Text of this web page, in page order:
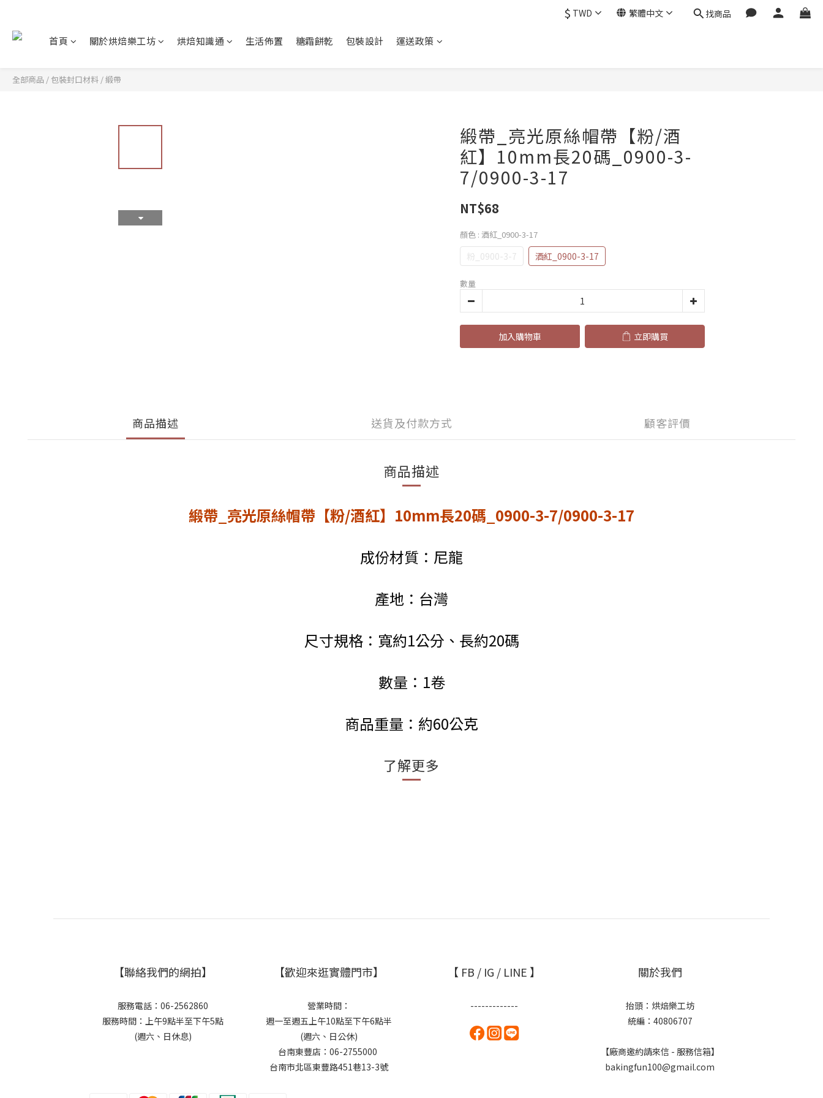
$ TWD 繁體中文 找商品
首頁 關於烘焙樂工坊 烘焙知識通 生活佈置 糖霜餅乾 包裝設計 運送政策
全部商品 / 包裝封口材料 /緞帶
緞帶_亮光原絲帽帶【粉/酒
紅】10mm長20碼_0900-3-
7/0900-3-17
NT$68
顏色 : 酒紅_0900-3-17
粉_0900-3-7 酒紅_0900-3-17
數量
加入購物車 立即購買
商品描述 送貨及付款方式 顧客評價
商品描述
緞帶_亮光原絲帽帶【粉/酒紅】10mm長20碼_0900-3-7/0900-3-17
成份材質：尼龍
產地：台灣
尺寸規格：寬約1公分、長約20碼
數量：1卷
商品重量：約60公克
了解更多
【聯絡我們的網拍】
服務電話：06-2562860
服務時間：上午9點半至下午5點
(週六、日休息)
【歡迎來逛實體門市】
營業時間：
週一至週五上午10點至下午6點半
(週六、日公休)
台南東豐店：06-2755000
台南市北區東豐路451巷13-3號
【 FB / IG / LINE 】
-------------
關於我們
抬頭：烘焙樂工坊
統編：40806707
【廠商邀約請來信 - 服務信箱】
bakingfun100@gmail.com